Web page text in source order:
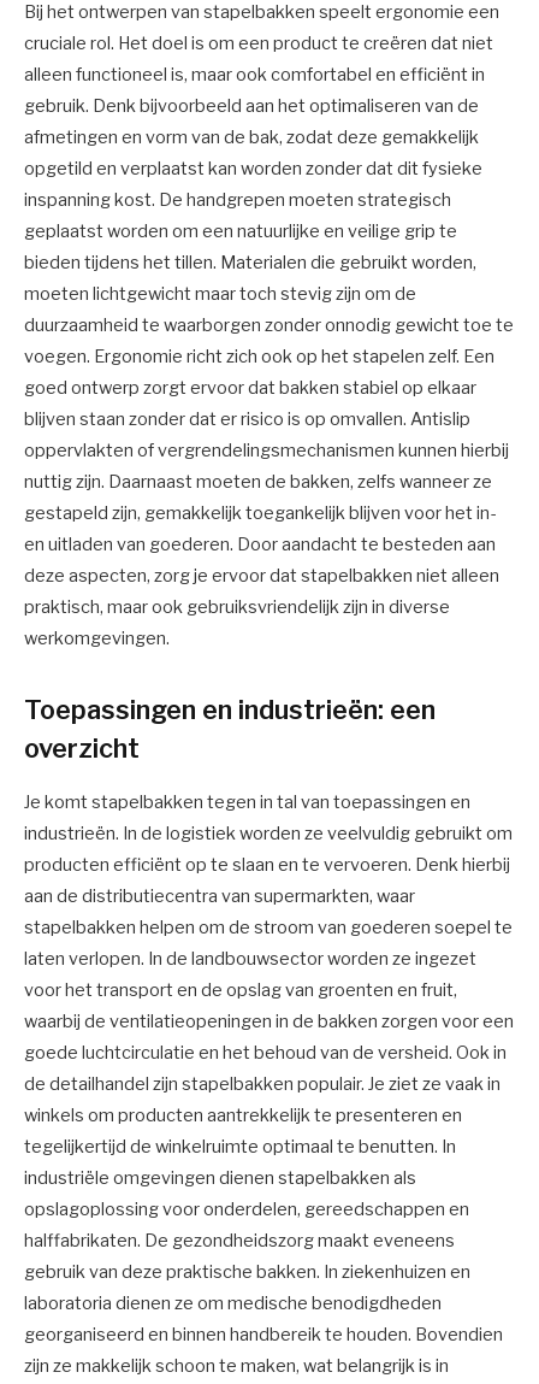
Bij het ontwerpen van stapelbakken speelt ergonomie een
cruciale rol. Het doel is om een product te creëren dat niet
alleen functioneel is, maar ook comfortabel en efficiënt in
gebruik. Denk bijvoorbeeld aan het optimaliseren van de
afmetingen en vorm van de bak, zodat deze gemakkelijk
opgetild en verplaatst kan worden zonder dat dit fysieke
inspanning kost. De handgrepen moeten strategisch
geplaatst worden om een natuurlijke en veilige grip te
bieden tijdens het tillen. Materialen die gebruikt worden,
moeten lichtgewicht maar toch stevig zijn om de
duurzaamheid te waarborgen zonder onnodig gewicht toe te
voegen. Ergonomie richt zich ook op het stapelen zelf. Een
goed ontwerp zorgt ervoor dat bakken stabiel op elkaar
blijven staan zonder dat er risico is op omvallen. Antislip
oppervlakten of vergrendelingsmechanismen kunnen hierbij
nuttig zijn. Daarnaast moeten de bakken, zelfs wanneer ze
gestapeld zijn, gemakkelijk toegankelijk blijven voor het in-
en uitladen van goederen. Door aandacht te besteden aan
deze aspecten, zorg je ervoor dat stapelbakken niet alleen
praktisch, maar ook gebruiksvriendelijk zijn in diverse
werkomgevingen.
Toepassingen en industrieën: een
overzicht
Je komt stapelbakken tegen in tal van toepassingen en
industrieën. In de logistiek worden ze veelvuldig gebruikt om
producten efficiënt op te slaan en te vervoeren. Denk hierbij
aan de distributiecentra van supermarkten, waar
stapelbakken helpen om de stroom van goederen soepel te
laten verlopen. In de landbouwsector worden ze ingezet
voor het transport en de opslag van groenten en fruit,
waarbij de ventilatieopeningen in de bakken zorgen voor een
goede luchtcirculatie en het behoud van de versheid. Ook in
de detailhandel zijn stapelbakken populair. Je ziet ze vaak in
winkels om producten aantrekkelijk te presenteren en
tegelijkertijd de winkelruimte optimaal te benutten. In
industriële omgevingen dienen stapelbakken als
opslagoplossing voor onderdelen, gereedschappen en
halffabrikaten. De gezondheidszorg maakt eveneens
gebruik van deze praktische bakken. In ziekenhuizen en
laboratoria dienen ze om medische benodigdheden
georganiseerd en binnen handbereik te houden. Bovendien
zijn ze makkelijk schoon te maken, wat belangrijk is in